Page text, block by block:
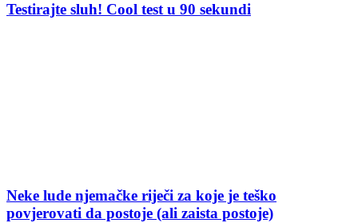
Testirajte sluh! Cool test u 90 sekundi
Neke lude njemačke riječi za koje je teško
povjerovati da postoje (ali zaista postoje)